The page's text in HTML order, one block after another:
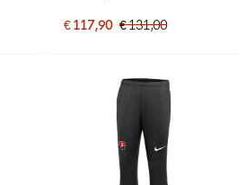
€ 117,90 € 131,00